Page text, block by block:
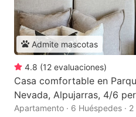
Admite mascotas
4.8 (12 evaluaciones)
Casa comfortable en
Nevada, Alpujarras, 4/6
Apartamento · 6 Huéspedes ·